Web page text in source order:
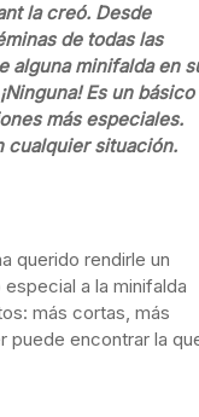
la creó. Desde
de todas las
alguna minifalda en
Es un básico
más especiales.
cualquier situación.
querido rendirle un
a la minifalda
más cortas, más
puede encontrar la